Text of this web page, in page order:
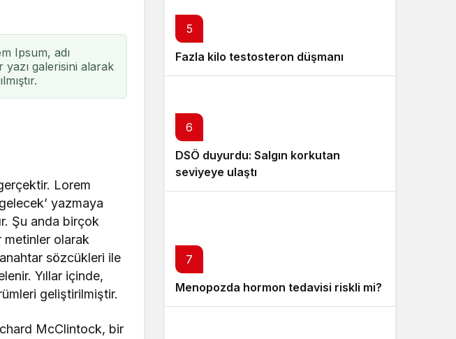
Ipsum, adı
galerisini alarak
Lorem
yazmaya
Şu anda birçok
metinler olarak
sözcükleri ile
Yıllar içinde,
geliştirilmiştir.
McClintock, bir
5
Fazla kilo testosteron düşmanı
6
DSÖ duyurdu: Salgın korkutan
seviyeye ulaştı
7
Menopozda hormon tedavisi riskli mi?